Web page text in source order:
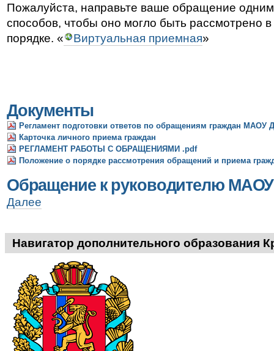
Пожалуйста, направьте ваше обращение
способов, чтобы оно могло быть рассмотрено
порядке. «
Виртуальная приемная»
Документы
Регламент подготовки ответов по обращениям граждан МАОУ
Карточка личного приема граждан
РЕГЛАМЕНТ РАБОТЫ С ОБРАЩЕНИЯМИ .pdf
Положение о порядке рассмотрения обращений и приема
Обращение к руководителю
Обращение
к
МАОУ
ДО
Далее
Навигатор дополнительного образования